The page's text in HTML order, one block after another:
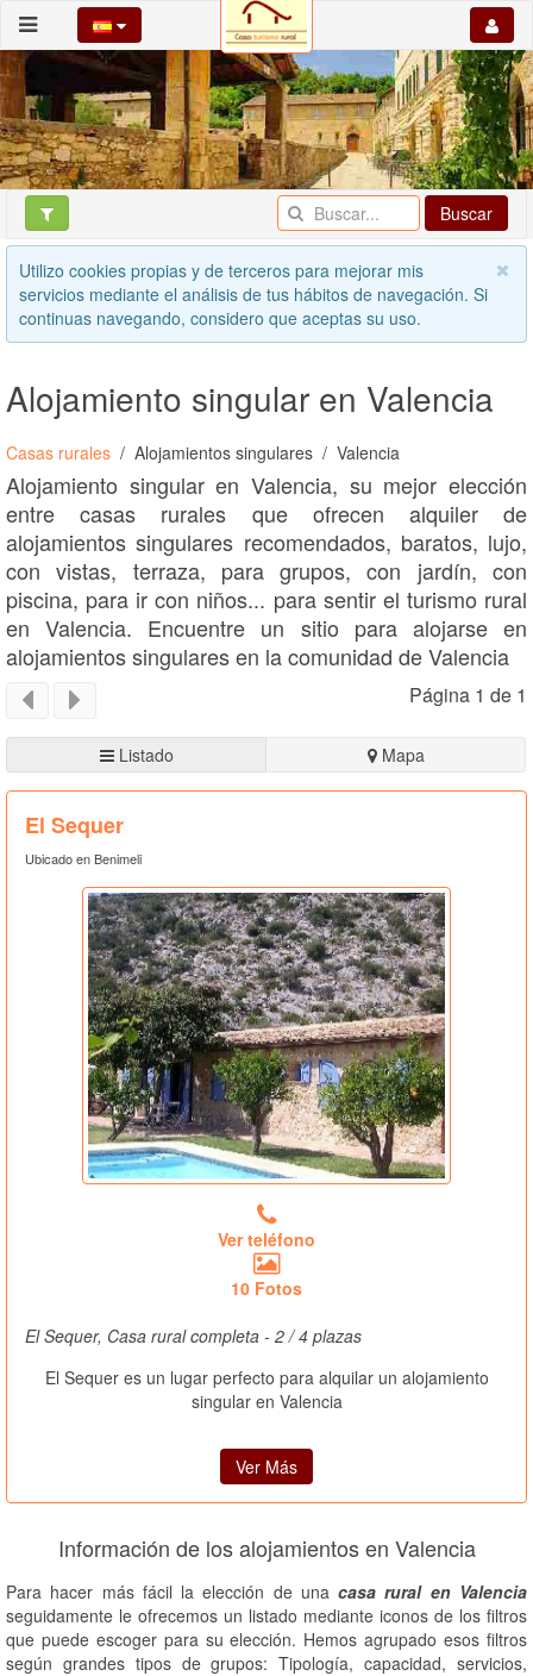
Buscar
Utilizo cookies propias y de terceros para mejorar mis
servicios mediante el análisis de tus hábitos de navegación. Si
continuas navegando, considero que aceptas su uso.
Alojamiento singular en Valencia
Casas rurales Alojamientos singulares Valencia
Alojamiento singular en Valencia, su mejor elección
entre casas rurales que ofrecen alquiler de
alojamientos singulares recomendados, baratos, lujo,
con vistas, terraza, para grupos, con jardín, con
piscina, para ir con niños... para sentir el turismo rural
en Valencia. Encuentre un sitio para alojarse en
alojamientos singulares en la comunidad de Valencia
Página 1 de 1
Listado Mapa
El Sequer
Ubicado en Benimeli
Ver teléfono
10 Fotos
El Sequer, Casa rural completa - 2 / 4 plazas
El Sequer es un lugar perfecto para alquilar un alojamiento
singular en Valencia
Ver Más
Información de los alojamientos en Valencia
Para hacer más fácil la elección de unacasa rural en Valencia
seguidamente le ofrecemos un listado mediante iconos de los filtros
que puede escoger para su elección. Hemos agrupado esos filtros
según grandes tipos de grupos: Tipología, capacidad, servicios,